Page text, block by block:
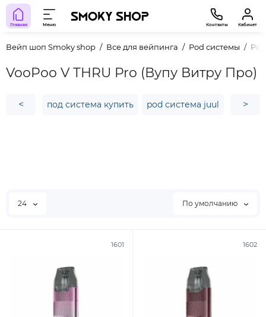
Главная Меню Контакты Кабинет
Вейп шоп Smoky shop Все для вейпинга Pod системы
VooPoo V THRU Pro (Вупу Витру Про)
< под система купить pod система juul >
24 По умолчанию
1601 1602